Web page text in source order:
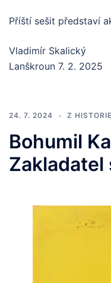
Příští sešit představí
Vladimír Skalický
Lanškroun 7. 2. 2025
24. 7. 2024 Z HISTORIE
Bohumil
Zakladatel